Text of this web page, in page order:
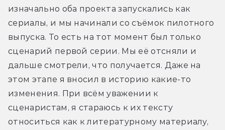
изначально оба проекта запускались как
сериалы, и мы начинали со съёмок пилотного
выпуска. То есть на тот момент был только
сценарий первой серии. Мы её отсняли и
дальше смотрели, что получается. Даже на
этом этапе я вносил в историю какие-то
изменения. При всём уважении к
сценаристам, я стараюсь к их тексту
относиться как к литературному материалу,